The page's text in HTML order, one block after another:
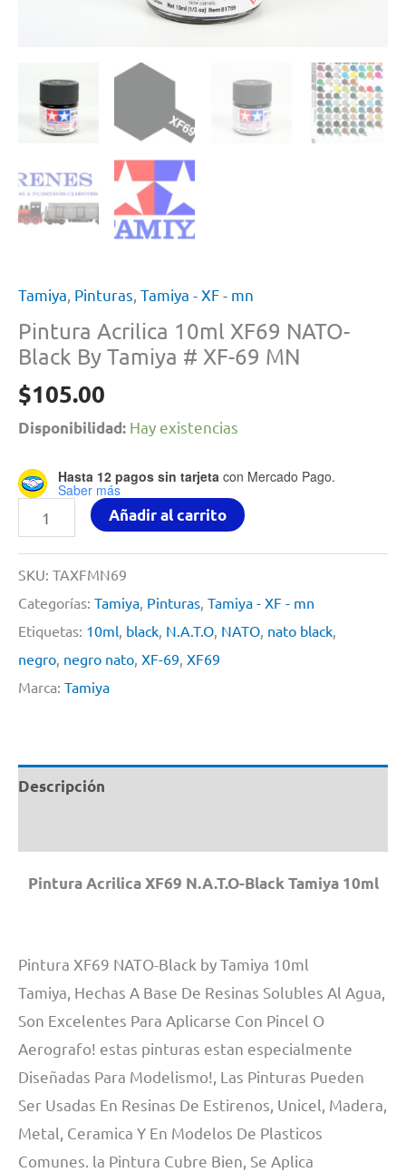
Tamiya, Pinturas, Tamiya - XF - mn
Pintura Acrilica 10ml XF69 NATO-
Black By Tamiya # XF-69 MN
$105.00
Disponibilidad: Hay existencias
Hasta 12 pagos sin tarjeta con Mercado Pago.
Saber más
Pintura
Acrilica
10ml
XF69
NATO-
By
XF-
69
cantidad
Añadir al carrito
SKU: TAXFMN69
Categorías: Tamiya, Pinturas, Tamiya - XF - mn
Etiquetas: 10ml, black, N.A.T.O, NATO, nato black,
negro, negro nato, XF-69, XF69
Marca: Tamiya
Descripción
Pintura Acrilica XF69 N.A.T.O-Black Tamiya 10ml
Pintura XF69 NATO-Black by Tamiya 10ml
Tamiya, Hechas A Base De Resinas Solubles Al Agua,
Son Excelentes Para Aplicarse Con Pincel O
Aerografo! estas pinturas estan especialmente
Diseñadas Para Modelismo!, Las Pinturas Pueden
Ser Usadas En Resinas De Estirenos, Unicel, Madera,
Metal, Ceramica Y En Modelos De Plasticos
Comunes. la Pintura Cubre Bien, Se Aplica